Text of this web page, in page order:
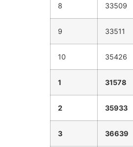
8 33509
9 33511
10 35426
1 31578
2 35933
3 36639